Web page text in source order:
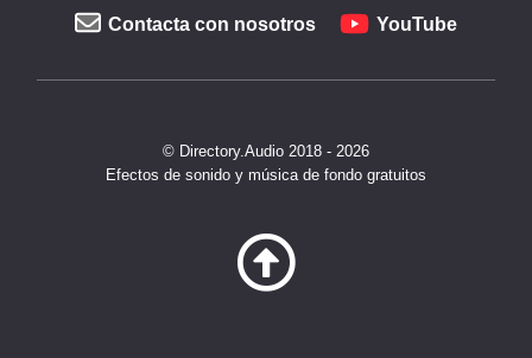
Contacta con nosotros YouTube
© Directory.Audio 2018 - 2026
Efectos de sonido y música de fondo gratuitos